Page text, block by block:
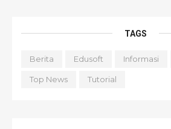
TAGS
Berita Edusoft Informasi
Top News Tutorial